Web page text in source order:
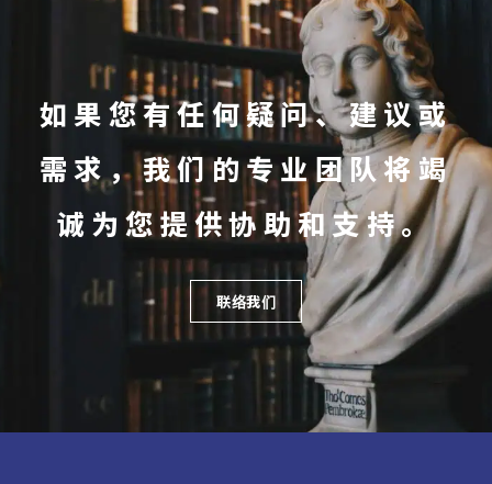
如果您有任何疑问、建议或
需求，我们的专业团队将竭
诚为您提供协助和支持。
联络我们